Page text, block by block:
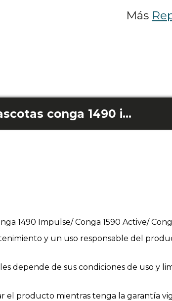
Más
Cepillo central mascotas conga 1490 impulse/1590 active
1490 Impulse/ Conga 1590 Active/
y un uso responsable del
depende de sus condiciones de uso y
el producto mientras tenga la garantía